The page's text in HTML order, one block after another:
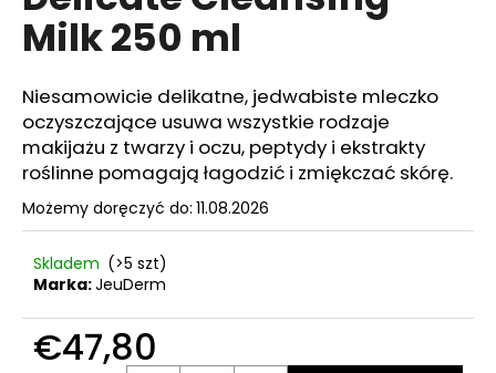
0,0
na
gwiazdek.
Milk 250 ml
Niesamowicie delikatne, jedwabiste mleczko
oczyszczające usuwa wszystkie rodzaje
makijażu z twarzy i oczu, peptydy i ekstrakty
roślinne pomagają łagodzić i zmiękczać skórę.
Możemy doręczyć do: 11.08.2026
Skladem (>5 szt)
Marka:JeuDerm
€47,80
P
o
l
e
c
m
y